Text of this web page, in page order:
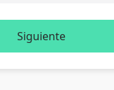
Siguiente